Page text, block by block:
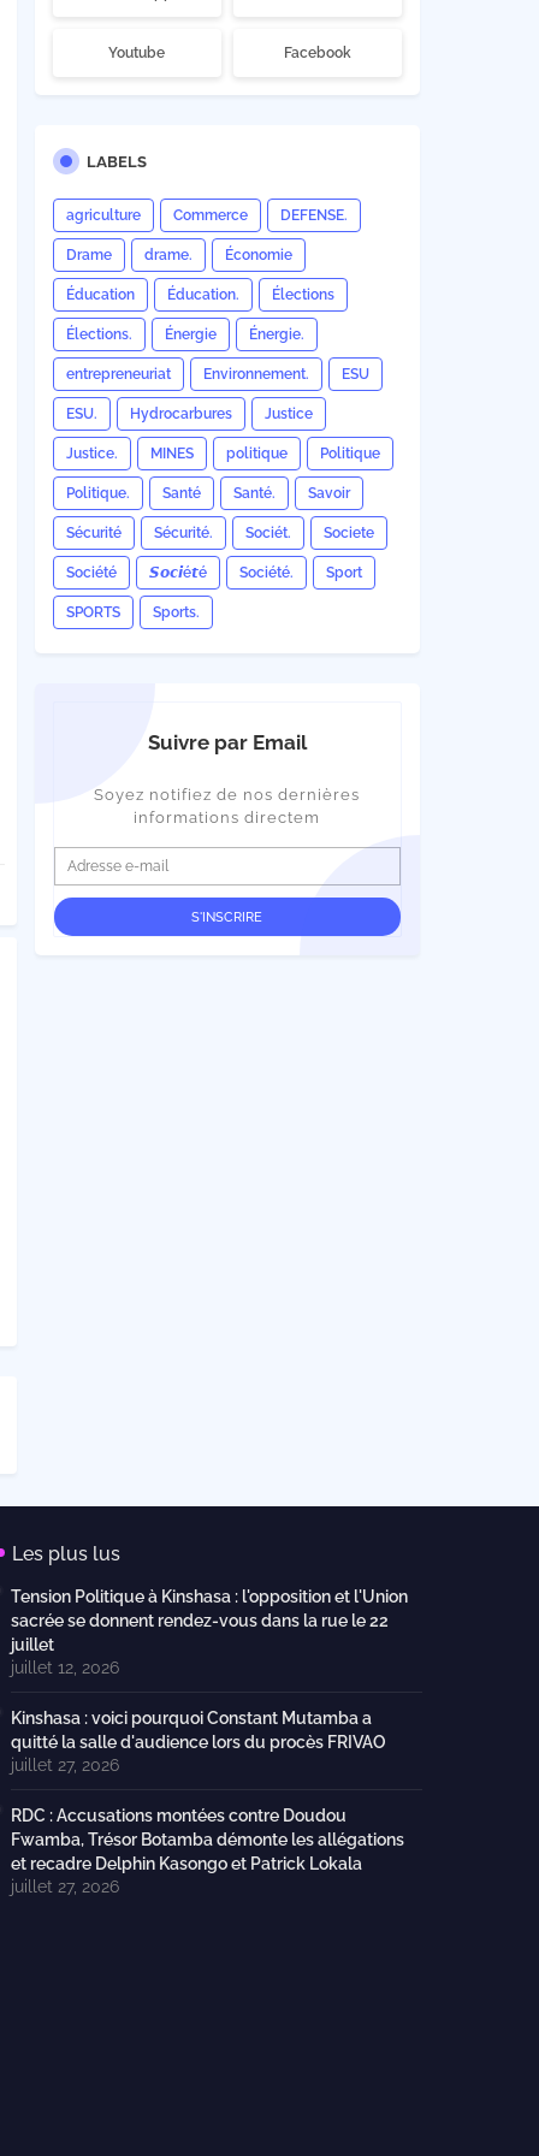
Youtube Facebook
LABELS
agriculture Commerce DEFENSE.
Drame drame. Économie
Éducation Éducation. Élections
Élections. Énergie Énergie.
entrepreneuriat Environnement. ESU
ESU. Hydrocarbures Justice
Justice. MINES politique Politique
Politique. Santé Santé. Savoir
Sécurité Sécurité. Sociét. Societe
Société 𝙎𝙤𝙘𝙞é𝙩é Société. Sport
SPORTS Sports.
Suivre par Email
Soyez notifiez de nos dernières
informations directem
Les plus lus
Tension Politique à Kinshasa : l'opposition et l'Union
sacrée se donnent rendez-vous dans la rue le 22
juillet
juillet 12, 2026
Kinshasa : voici pourquoi Constant Mutamba a
quitté la salle d'audience lors du procès FRIVAO
juillet 27, 2026
RDC : Accusations montées contre Doudou
Fwamba, Trésor Botamba démonte les allégations
et recadre Delphin Kasongo et Patrick Lokala
juillet 27, 2026